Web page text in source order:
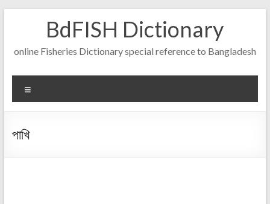
BdFISH Dictionary
online Fisheries Dictionary special reference to Bangladesh
পাখি